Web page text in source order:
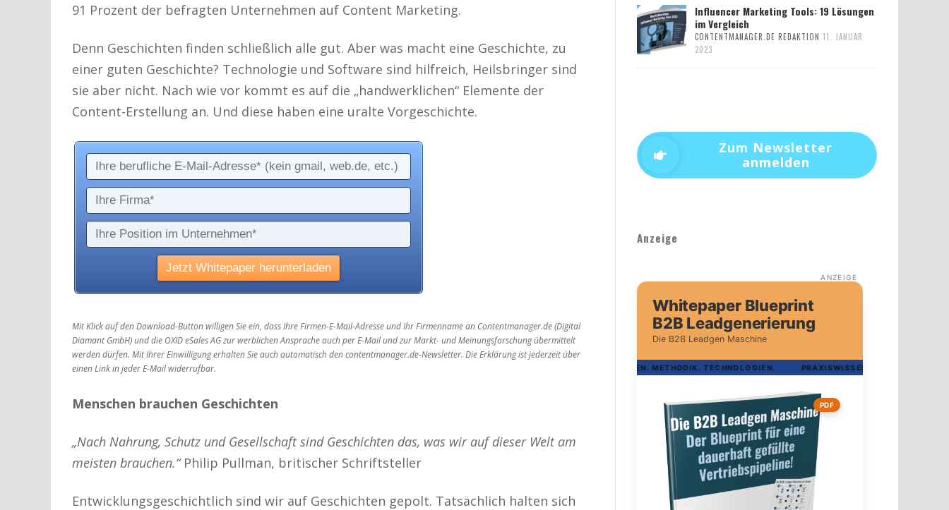
91 Prozent der befragten Unternehmen auf Content Marketing.
Denn Geschichten finden schließlich alle gut. Aber was macht eine Geschichte, zu
einer guten Geschichte? Technologie und Software sind hilfreich, Heilsbringer sind
sie aber nicht. Nach wie vor kommt es auf die „handwerklichen“ Elemente der
Content-Erstellung an. Und diese haben eine uralte Vorgeschichte.
Mit Klick auf den Download-Button willigen Sie ein, dass Ihre Firmen-E-Mail-Adresse und Ihr Firmenname an Contentmanager.de (Digital
Diamant GmbH) und die OXID eSales AG zur werblichen Ansprache auch per E-Mail und zur Markt- und Meinungsforschung übermittelt
werden dürfen. Mit Ihrer Einwilligung erhalten Sie auch automatisch den contentmanager.de-Newsletter. Die Erklärung ist jederzeit über
einen Link in jeder E-Mail widerrufbar.
Menschen brauchen Geschichten
„Nach Nahrung, Schutz und Gesellschaft sind Geschichten das, was wir auf dieser Welt am
meisten brauchen.“Philip Pullman, britischer Schriftsteller
Entwicklungsgeschichtlich sind wir auf Geschichten gepolt. Tatsächlich halten sich
Influencer Marketing Tools: 19 Lösungen
im Vergleich
CONTENTMANAGER.DE REDAKTION 11. JANUAR
2023
Zum Newsletter
anmelden
Anzeige